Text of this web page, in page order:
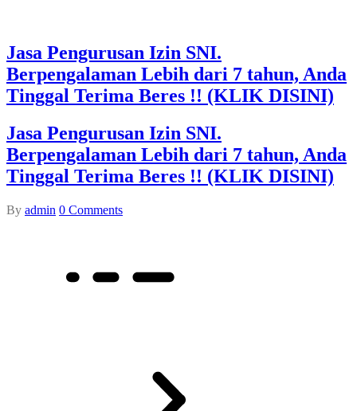
Jasa Pengurusan Izin SNI.
Berpengalaman Lebih dari 7 tahun, Anda
Tinggal Terima Beres !! (KLIK DISINI)
Jasa Pengurusan Izin SNI.
Berpengalaman Lebih dari 7 tahun, Anda
Tinggal Terima Beres !! (KLIK DISINI)
By admin 0 Comments